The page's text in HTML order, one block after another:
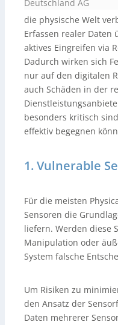
Deutschland AG
die physische Welt
Erfassen realer Daten
aktives Eingreifen via
Dadurch wirken sich
nur auf den digitalen
auch Schäden in der
besonders kritisch
effektiv begegnen
1. Vulnerable
Für die meisten
Sensoren die
liefern. Werden diese
Manipulation oder
System falsche
Um Risiken zu
den Ansatz der
Daten mehrerer